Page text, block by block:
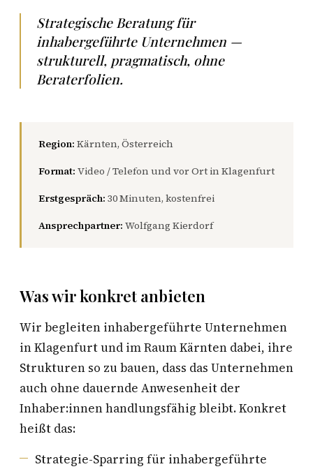
Strategische Beratung für
inhabergeführte Unternehmen —
strukturell, pragmatisch, ohne
Beraterfolien.
Region: Kärnten, Österreich
Format: Video / Telefon und vor Ort in Klagenfurt
Erstgespräch: 30 Minuten, kostenfrei
Ansprechpartner: Wolfgang Kierdorf
Was wir konkret anbieten
Wir begleiten inhabergeführte Unternehmen
in Klagenfurt und im Raum Kärnten dabei, ihre
Strukturen so zu bauen, dass das Unternehmen
auch ohne dauernde Anwesenheit der
Inhaber:innen handlungsfähig bleibt. Konkret
heißt das:
Strategie-Sparring für inhabergeführte